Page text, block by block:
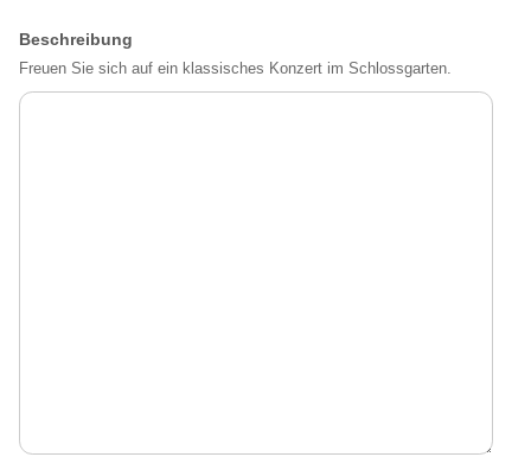
Beschreibung
Freuen Sie sich auf ein klassisches Konzert im Schlossgarten.